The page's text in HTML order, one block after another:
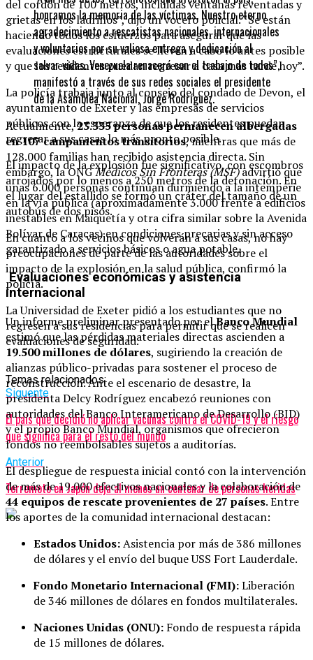
del cordón de 100 metros, incluidas ventanas reventadas y
grietas en los ladrillos”, dijo un vocero policial. “Se están
haciendo todos los esfuerzos para asegurar que las
evaluaciones estructurales se lleven a cabo lo antes posible
y que los residentes puedan regresar a casa más tarde hoy”.
La policía trabaja junto al consejo del condado de Devon, el
ayuntamiento de Exeter y las empresas de servicios
públicos con la esperanza de que los residentes puedan
regresar a sus casas lo más pronto posible.
El impacto de la explosión fue significativo, con escombros
arrojados por lo menos a 250 metros de la detonación. En
el lugar del estallido se formó un cráter del tamaño de un
autobús de dos pisos.
En cuanto a los vecinos que volverán a sus casas, no hay
preocupaciones de parte de las autoridades sobre el
impacto de la explosión en la salud pública, confirmó la
policía.
La Universidad de Exeter pidió a los estudiantes que no
regresen a sus residencias para permitir que se realicen
evaluaciones de seguridad.
Temas relacionados:
Siguente
El país que decidió no aplicar vacunas contra el COVID-19 y el riesgo
que significa para el resto del mundo
Anterior
Terremoto en Japón deja al menos un centenar de personas heridas
honramos la memoria de las víctimas. Nuestro eterno
agradecimiento a rescatistas nacionales, internacionales
y voluntarios por su valiosa entrega y dedicación al
salvar vidas. Venezuela renacerá con el trabajo de todos”,
manifestó a través de sus redes sociales el presidente
de la Asamblea Nacional, Jorge Rodríguez.
Actualmente,23.335 personas permanecen albergadas
en 107 campamentos transitorios, mientras que más de
128.000 familias han recibido asistencia directa. Sin
embargo, la ONGMédicos Sin Fronteras (MSF)advirtió que
unas 6.000 personas continúan durmiendo a la intemperie
en la vía pública (aproximadamente 3.000 frente a edificios
inestables en Maiquetía y otra cifra similar sobre la Avenida
Bolívar de Caracas) en condiciones precarias y sin acceso
garantizado a servicios básicos o agua potable.
Evaluaciones económicas y asistencia
internacional
Un informe preliminar presentado por elBanco Mundial
estimó que las pérdidas materiales directas ascienden a
19.500 millones de dólares, sugiriendo la creación de
alianzas público-privadas para sostener el proceso de
reconstrucción. Ante el escenario de desastre, la
presidenta Delcy Rodríguez encabezó reuniones con
autoridades del Banco Interamericano de Desarrollo (BID)
y el propio Banco Mundial, organismos que ofrecieron
fondos no reembolsables sujetos a auditorías.
El despliegue de respuesta inicial contó con la intervención
de más de 19.000 efectivos nacionales y la colaboración de
44 equipos de rescate provenientes de 27 países. Entre
los aportes de la comunidad internacional destacan:
Estados Unidos:Asistencia por más de 386 millones
de dólares y el envío del buque USS Fort Lauderdale.
Fondo Monetario Internacional (FMI):Liberación
de 346 millones de dólares en fondos multilaterales.
Naciones Unidas (ONU): Fondo de respuesta rápida
de 15 millones de dólares.